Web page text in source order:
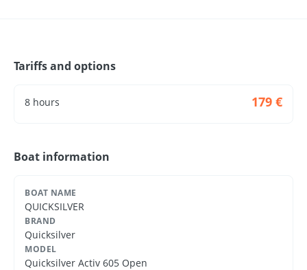
Tariffs and options
8 hours 179 €
Boat information
BOAT NAME
QUICKSILVER
BRAND
Quicksilver
MODEL
Quicksilver Activ 605 Open